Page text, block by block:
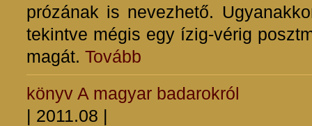
prózának is nevezhető.
tekintve mégis egy ízig-vérig
magát. Tovább
könyv A magyar badarokról
| 2011.08 |